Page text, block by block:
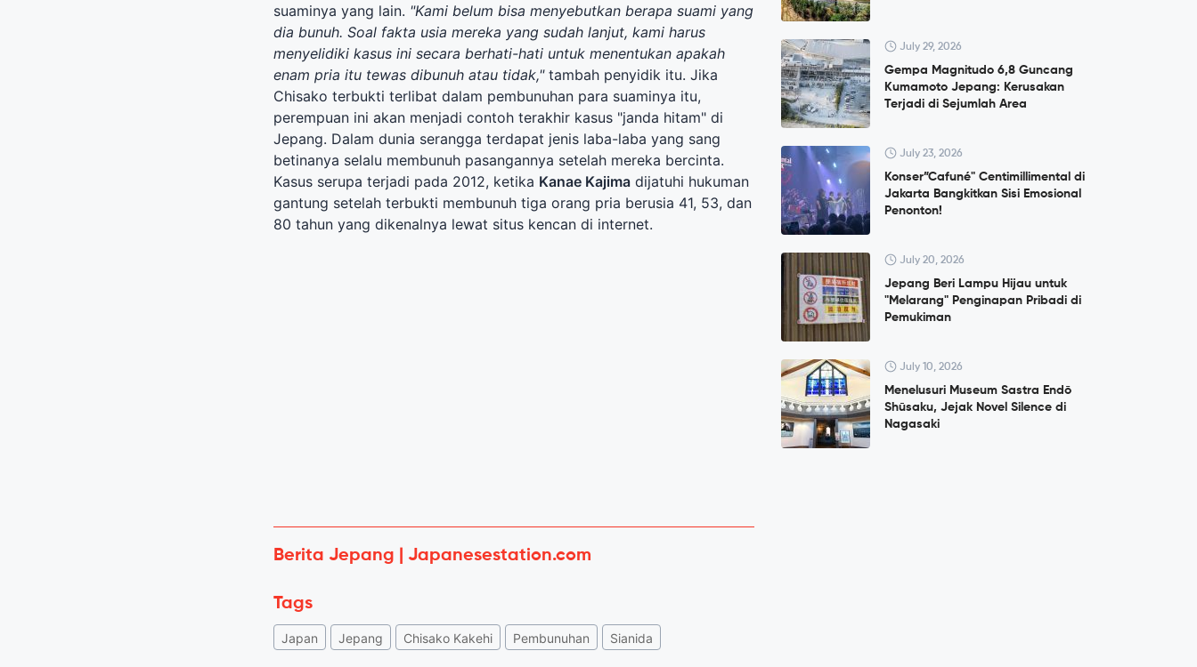
suaminya yang lain. "Kami belum bisa menyebutkan berapa suami yang
dia bunuh. Soal fakta usia mereka yang sudah lanjut, kami harus
menyelidiki kasus ini secara berhati-hati untuk menentukan apakah
enam pria itu tewas dibunuh atau tidak,"tambah penyidik itu. Jika
Chisako terbukti terlibat dalam pembunuhan para suaminya itu,
perempuan ini akan menjadi contoh terakhir kasus "janda hitam" di
Jepang. Dalam dunia serangga terdapat jenis laba-laba yang sang
betinanya selalu membunuh pasangannya setelah mereka bercinta.
Kasus serupa terjadi pada 2012, ketika Kanae Kajima dijatuhi hukuman
gantung setelah terbukti membunuh tiga orang pria berusia 41, 53, dan
80 tahun yang dikenalnya lewat situs kencan di internet.
Berita Jepang | Japanesestation.com
Tags
Japan Jepang Chisako Kakehi Pembunuhan Sianida
July 29, 2026
Gempa Magnitudo 6,8 Guncang
Kumamoto Jepang: Kerusakan
Terjadi di Sejumlah Area
July 23, 2026
Konser”Cafuné" Centimillimental di
Jakarta Bangkitkan Sisi Emosional
Penonton!
July 20, 2026
Jepang Beri Lampu Hijau untuk
"Melarang" Penginapan Pribadi di
Pemukiman
July 10, 2026
Menelusuri Museum Sastra Endō
Shūsaku, Jejak Novel Silence di
Nagasaki